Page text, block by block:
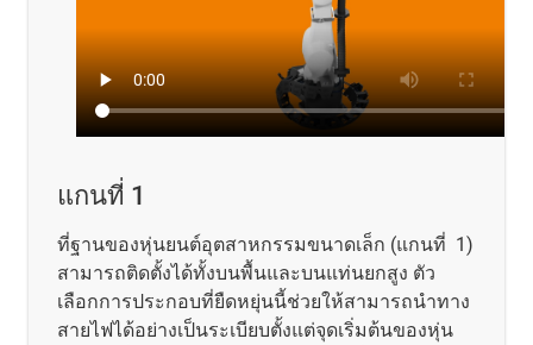
แกนที่ 1
ที่ฐานของหุ่นยนต์อุตสาหกรรมขนาดเล็ก (แกนที่ 1)
สามารถติดตั้งได้ทั้งบนพื้นและบนแท่นยกสูง ตัว
เลือกการประกอบที่ยืดหยุ่นนี้ช่วยให้สามารถนำทาง
สายไฟได้อย่างเป็นระเบียบตั้งแต่จุดเริ่มต้นของหุ่น